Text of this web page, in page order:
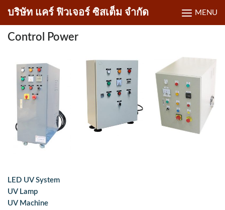
Skip
content
บริษัท แคร์ ฟิวเจอร์ ซิสเต็ม จำกัด MENU
Control Power
LED UV System
UV Lamp
UV Machine